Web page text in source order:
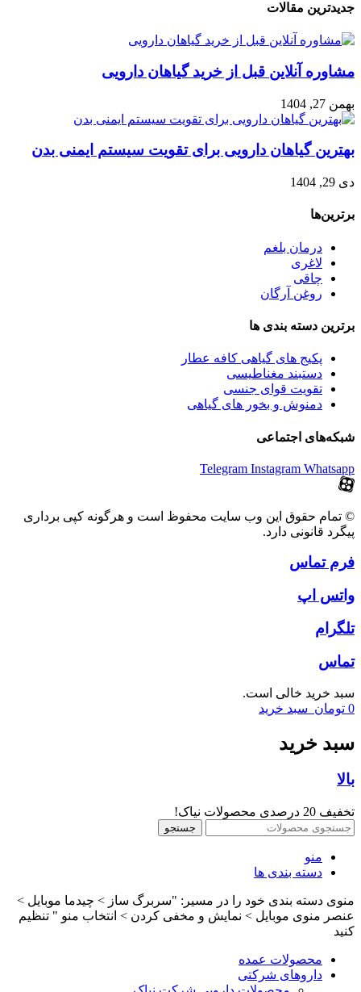
جدیدترین مقالات
مشاوره آنلاین قبل از خرید گیاهان دارویی
بهمن 27, 1404
بهترین گیاهان دارویی برای تقویت سیستم ایمنی بدن
دی 29, 1404
برترین‌ها
درمان بلغم
لاغری
چاقی
روغن آرگان
برترین‌ دسته بندی ها
پکیج های گیاهی کافه عطار
دستبند مغناطیسی
تقویت قوای جنسی
دمنوش و بخور های گیاهی
شبکه‌های اجتماعی
Telegram Instagram Whatsapp
© تمام حقوق این وب سایت محفوظ است و هرگونه کپی برداری
پیگرد قانونی دارد.
فرم تماس
واتس اپ
تلگرام
تماس
سبد خرید خالی است.
0 تومان سبد خرید
سبد خرید
بالا
تخفیف 20 درصدی محصولات نیاک!
جستجو
منو
دسته بندی ها
منوی دسته بندی خود را در مسیر: "سربرگ ساز > چیدما موبایل >
عنصر منوی موبایل > نمایش و مخفی کردن > انتخاب منو " تنظیم
کنید
محصولات عمده
داروهای شرکتی